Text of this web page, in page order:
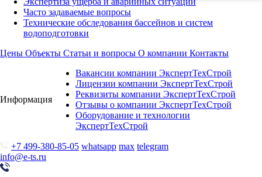
Часто задаваемые вопросы
Технические обследования бассейнов и систем
водоподготовки
Цены Объекты Статьи и вопросы О компании Контакты
Информация
Вакансии компании ЭкспертТехСтрой
Лицензии компании ЭкспертТехСтрой
Реквизиты компании ЭкспертТехСтрой
Отзывы о компании ЭкспертТехСтрой
Оборудование и технологии
ЭкспертТехСтрой
+7 499-380-85-05 whatsapp max telegram
info@e-ts.ru